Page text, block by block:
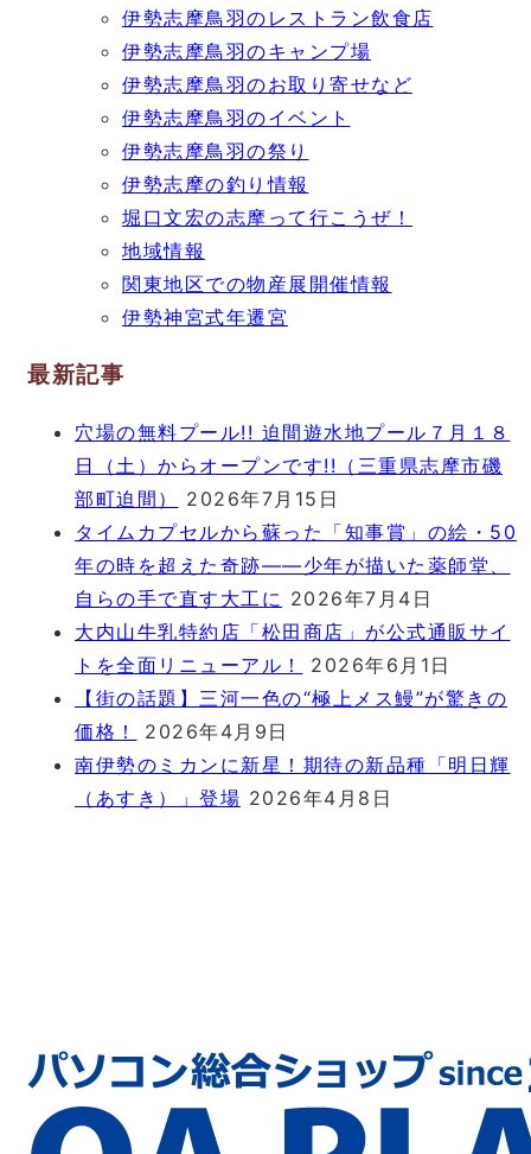
伊勢志摩鳥羽のレストラン飲食店
伊勢志摩鳥羽のキャンプ場
伊勢志摩鳥羽のお取り寄せなど
伊勢志摩鳥羽のイベント
伊勢志摩鳥羽の祭り
伊勢志摩の釣り情報
堀口文宏の志摩って行こうぜ！
地域情報
関東地区での物産展開催情報
伊勢神宮式年遷宮
最新記事
穴場の無料プール!! 迫間遊水地プール７月１８
日（土）からオープンです!!（三重県志摩市磯
部町迫間）
2026年7月15日
タイムカプセルから蘇った「知事賞」の絵・50
年の時を超えた奇跡――少年が描いた薬師堂、
自らの手で直す大工に 2026年7月4日
大内山牛乳特約店「松田商店」が公式通販サイ
トを全面リニューアル！
2026年6月1日
【街の話題】三河一色の“極上メス鰻”が驚きの
価格！
2026年4月9日
南伊勢のミカンに新星！期待の新品種「明日輝
（あすき）」登場 2026年4月8日